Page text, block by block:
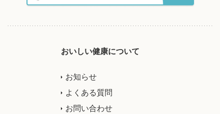
おいしい健康について
お知らせ
よくある質問
お問い合わせ